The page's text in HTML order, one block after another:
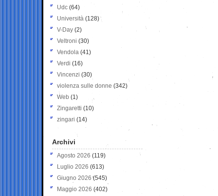
Udc (64)
Università (128)
V-Day (2)
Veltroni (30)
Vendola (41)
Verdi (16)
Vincenzi (30)
violenza sulle donne (342)
Web (1)
Zingaretti (10)
zingari (14)
Archivi
Agosto 2026 (119)
Luglio 2026 (613)
Giugno 2026 (545)
Maggio 2026 (402)